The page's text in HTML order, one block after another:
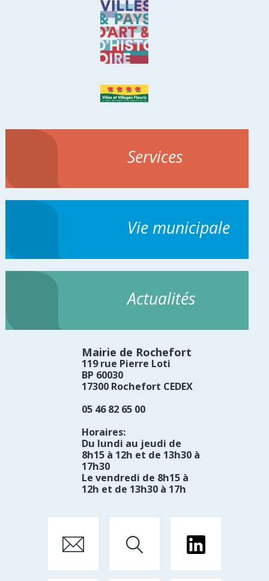
Services
Vie municipale
Actualités
Mairie de Rochefort
119 rue Pierre Loti
BP 60030
17300 Rochefort CEDEX
05 46 82 65 00
Horaires:
Du lundi au jeudi de
8h15 à 12h et de 13h30 à
17h30
Le vendredi de 8h15 à
12h et de 13h30 à 17h